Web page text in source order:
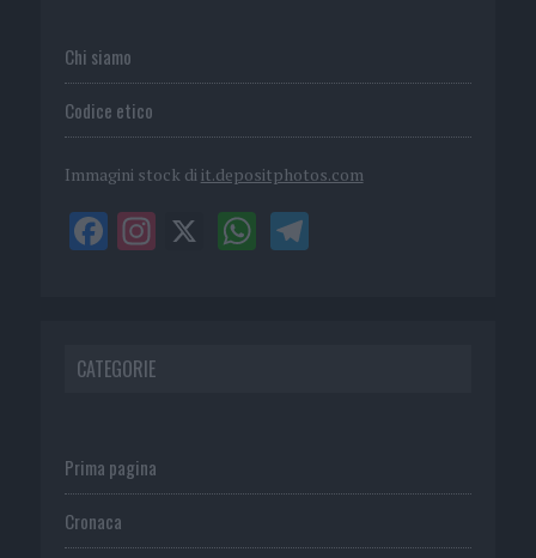
Chi siamo
Codice etico
Immagini stock di it.depositphotos.com
CATEGORIE
Prima pagina
Cronaca